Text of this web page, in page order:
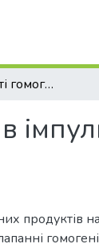
Визначення якості гомогенізації молока в імпульсному гомогенізаторі
продуктів